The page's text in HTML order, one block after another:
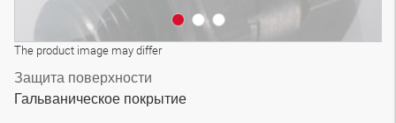
The product image may differ
Защита поверхности
Гальваническое покрытие